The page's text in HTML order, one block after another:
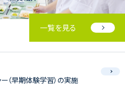
一覧を見る
（早期体験学習）の実施